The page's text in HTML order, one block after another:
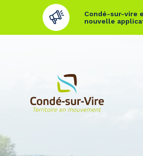
Condé-sur-vire
nouvelle